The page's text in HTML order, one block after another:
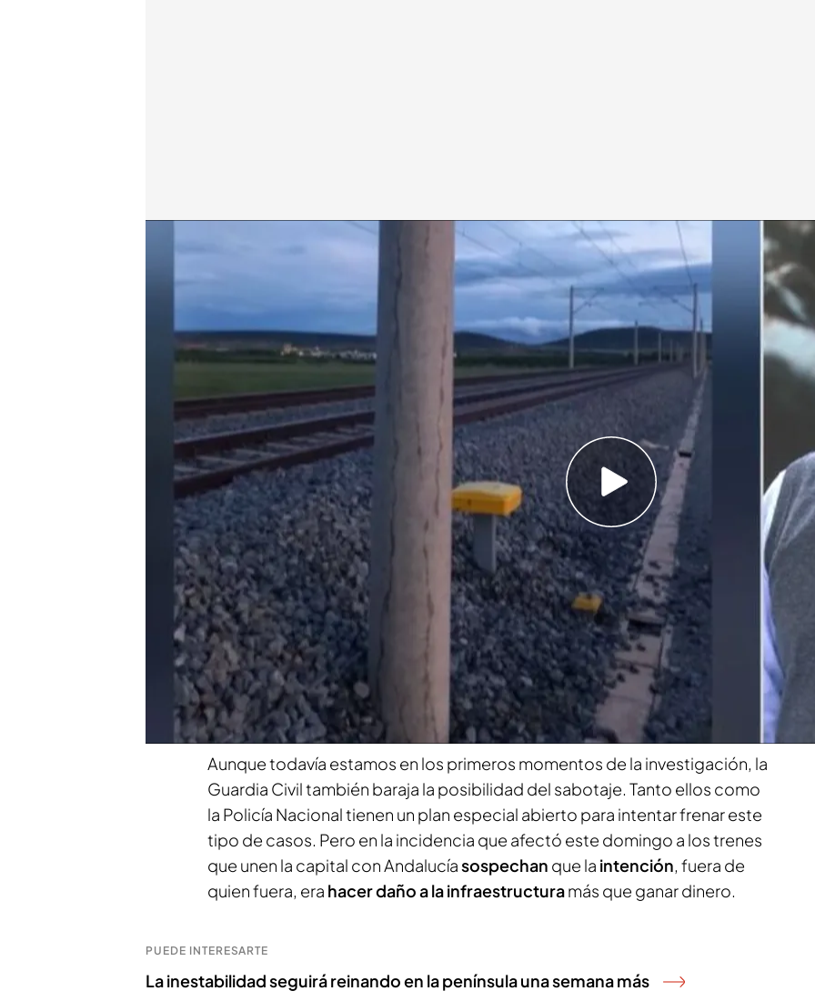
Las primeras investigaciones sobre el robo de cobre en el trazado del
AVE apuntan a un sabotaje
Los investigadores sospechan que la intención, fuera de quien fuera,
era hacer daño a la infraestructura más que ganar dinero
Nuevo lunes negro en las estaciones de tren: el robo de cobre deja
miles de atrapados, retrasos y caos en las estaciones
Compartir
LaGuardia Civil está investigandoel robo de cables de cobre que, en
pleno regreso del puente de mayo, haparalizado la circulación de los
trenes entre Madrid y Andalucía.Las primeras pesquisas apuntan a un
supuestosabotaje del trazado del AVE.
Aunque todavía estamos en los primeros momentos de la investigación, la
Guardia Civil también baraja la posibilidad del sabotaje. Tanto ellos como
la Policía Nacional tienen un plan especial abierto para intentar frenar este
tipo de casos. Pero en la incidencia que afectó este domingo a los trenes
que unen la capital con Andalucíasospechan que la intención, fuera de
quien fuera, era hacer daño a la infraestructuramás que ganar dinero.
PUEDE INTERESARTE
La inestabilidad seguirá reinando en la península una semana más